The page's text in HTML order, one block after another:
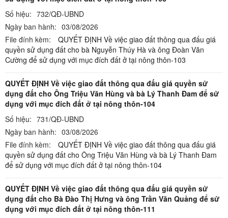
Số hiệu: 732/QĐ-UBND
Ngày ban hành: 03/08/2026
File đính kèm:
QUYẾT ĐỊNH Về việc giao đất thông qua đấu giá
quyền sử dụng đất cho bà Nguyễn Thúy Hà và ông Đoàn Văn
Cường để sử dụng với mục đích đất ở tại nông thôn-103
QUYẾT ĐỊNH Về việc giao đất thông qua đấu giá quyền sử
dụng đất cho Ông Triệu Văn Hùng và bà Lý Thanh Đam để sử
dụng với mục đích đất ở tại nông thôn-104
Số hiệu: 731/QĐ-UBND
Ngày ban hành: 03/08/2026
File đính kèm:
QUYẾT ĐỊNH Về việc giao đất thông qua đấu giá
quyền sử dụng đất cho Ông Triệu Văn Hùng và bà Lý Thanh Đam
để sử dụng với mục đích đất ở tại nông thôn-104
QUYẾT ĐỊNH Về việc giao đất thông qua đấu giá quyền sử
dụng đất cho Bà Đào Thị Hưng và ông Trần Văn Quảng để sử
dụng với mục đích đất ở tại nông thôn-111